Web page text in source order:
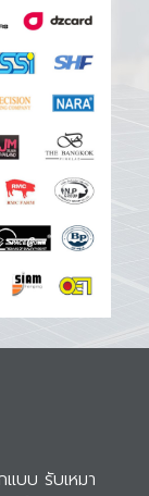
บบ รับเหมา